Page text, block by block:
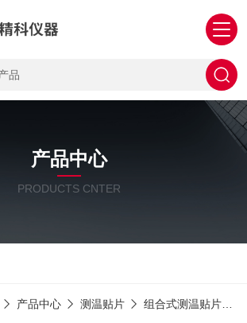
产品中心
PRODUCTS CNTER
产品中心 测温贴片 组合式测温贴片